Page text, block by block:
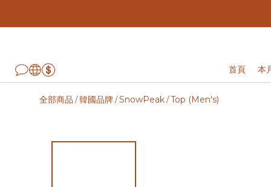
首頁 本
全部商品 /韓國品牌/SnowPeak/Top (Men's)